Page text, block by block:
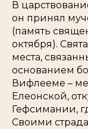
В
он принял
(память
октября).
места,
основанием
Вифлееме –
Елеонской,
Гефсимании,
Своими